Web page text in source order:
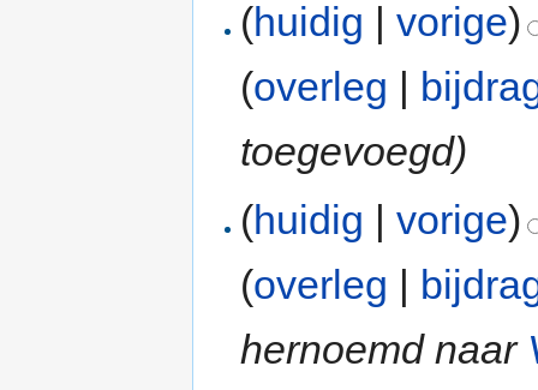
(huidig |vorige)
(overleg |
toegevoegd)
(huidig |vorige)
(overleg |
hernoemd naar